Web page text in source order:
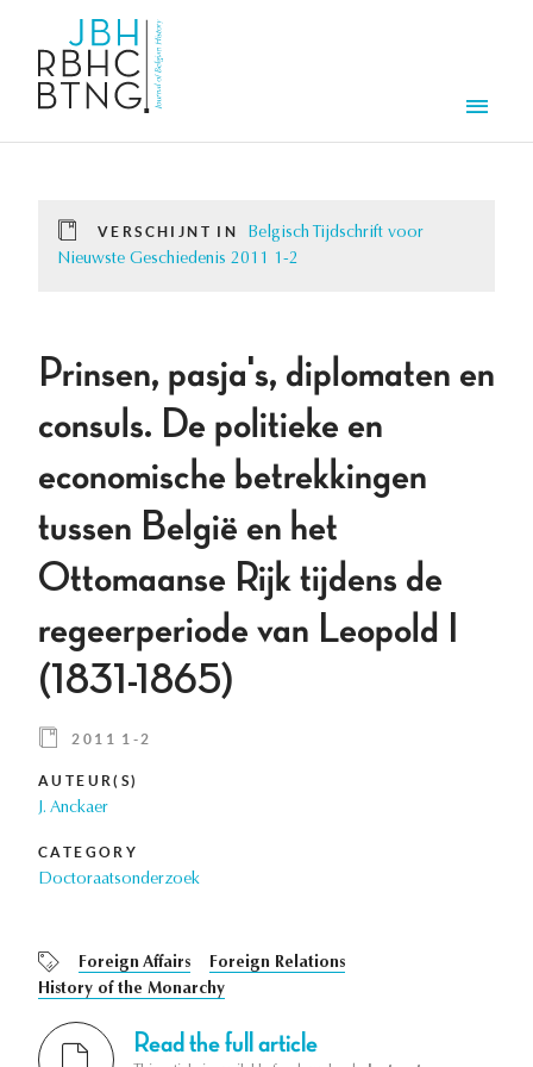
VERSCHIJNT IN
Belgisch Tijdschrift voor
Nieuwste Geschiedenis 2011 1-2
Prinsen, pasja's, diplomaten en
consuls. De politieke en
economische betrekkingen
tussen België en het
Ottomaanse Rijk tijdens de
regeerperiode van Leopold I
(1831-1865)
2011 1-2
AUTEUR(S)
J. Anckaer
CATEGORY
Doctoraatsonderzoek
Foreign Affairs
Foreign Relations
History of the Monarchy
Read the full article